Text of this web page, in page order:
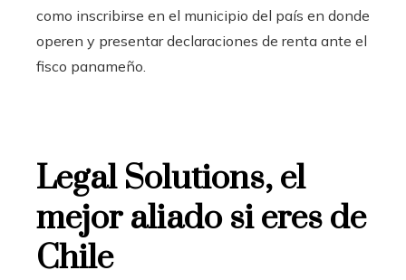
como inscribirse en el municipio del país en donde
operen y presentar declaraciones de renta ante el
fisco panameño.
Legal Solutions, el
mejor aliado si eres de
Chile